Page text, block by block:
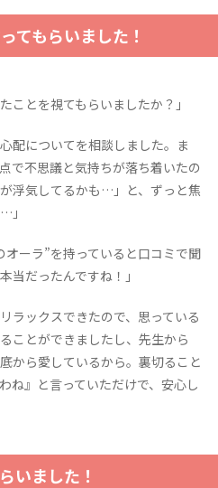
てもらいました！
ことを視てもらいましたか？」
配についてを相談しました。ま
で不思議と気持ちが落ち着いたの
浮気してるかも…」と、ずっと焦
」
ーラ”を持っていると口コミで聞
当だったんですね！」
ラックスできたので、思っている
ことができましたし、先生から
から愛しているから。裏切ること
ね』と言っていただけで、安心し
いました！